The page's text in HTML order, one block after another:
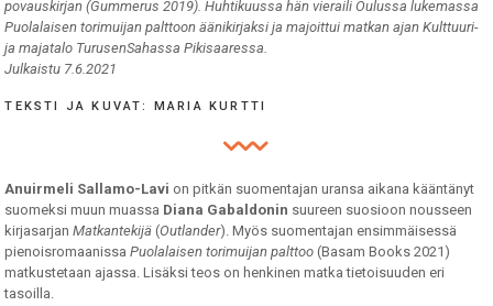
povauskirjan (Gummerus 2019). Huhtikuussa hän vieraili Oulussa lukemassa
Puolalaisen torimuijan palttoon äänikirjaksi ja majoittui matkan ajan Kulttuuri-
ja majatalo TurusenSahassa Pikisaaressa.
Julkaistu 7.6.2021
TEKSTI JA KUVAT: MARIA KURTTI
Anuirmeli Sallamo-Lavi on pitkän suomentajan uransa aikana kääntänyt
suomeksi muun muassa Diana Gabaldonin suureen suosioon nousseen
kirjasarjanMatkantekijä (Outlander). Myös suomentajan ensimmäisessä
pienoisromaanissaPuolalaisen torimuijan palttoo (Basam Books 2021)
matkustetaan ajassa. Lisäksi teos on henkinen matka tietoisuuden eri
tasoilla.